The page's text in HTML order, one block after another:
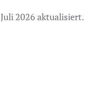
2026 aktualisiert.